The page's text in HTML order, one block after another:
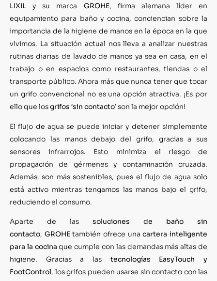
LIXIL y su marca GROHE, firma alemana líder en
equipamiento para baño y cocina, conciencian sobre la
importancia de la higiene de manos en la época en la que
vivimos. La situación actual nos lleva a analizar nuestras
rutinas diarias de lavado de manos ya sea en casa, en el
trabajo o en espacios como restaurantes, tiendas o el
transporte público. Ahora más que nunca tener que tocar
un grifo convencional no es una opción atractiva. ¡Es por
ello que losgrifos ‘sin contacto’son la mejor opción!
El flujo de agua se puede iniciar y detener simplemente
colocando las manos debajo del grifo, gracias a sus
sensores infrarrojos. Esto minimiza el riesgo de
propagación de gérmenes y contaminación cruzada.
Además, son más sostenibles, pues el flujo de agua solo
está activo mientras tengamos las manos bajo el grifo,
reduciendo el consumo.
Aparte de las soluciones de baño sin
contacto, GROHEtambién ofrece unacartera inteligente
para la cocinaque cumple con las demandas más altas de
higiene. Gracias a las tecnologías EasyTouch y
FootControl, los grifos pueden usarse sin contacto con las